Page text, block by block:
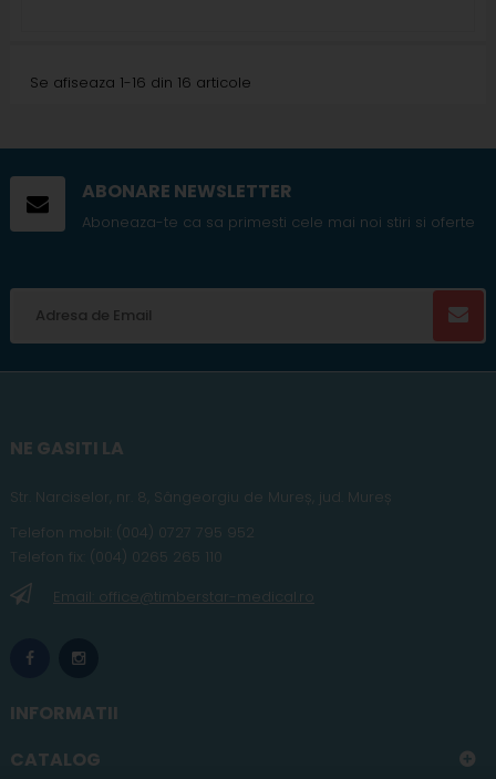
Se afiseaza 1-16 din 16 articole
ABONARE NEWSLETTER
Aboneaza-te ca sa primesti cele mai noi stiri si oferte
NE GASITI LA
Str. Narciselor, nr. 8, Sângeorgiu de Mureș jud . Mureș
Telefon mobil (004) 0727 795 952
Telefon fix: (004) 0265 265 110
Email: office@timberstar-medical.ro
INFORMATII
CATALOG